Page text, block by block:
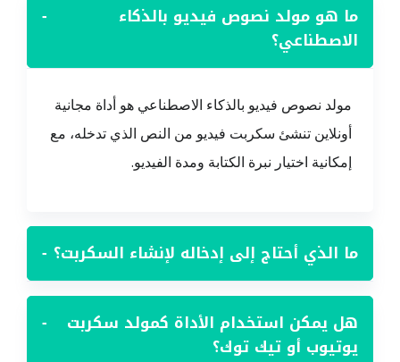
ما هو مولد نصوص فيديو بالذكاء
الاصطناعي؟
−
مولد نصوص فيديو بالذكاء الاصطناعي هو أداة مجانية
أونلاين تنشئ سكربت فيديو من النص الذي تدخله، مع
إمكانية اختيار نبرة الكتابة ومدة الفيديو.
ما الذي أحتاج إلى إدخاله لإنشاء السكربت؟ −
هل يمكن استخدام الأداة كمولد سكربت
يوتيوب أو تيك توك؟
−